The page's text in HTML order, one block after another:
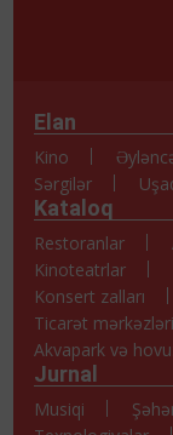
Elan
Kino
Sərgilər
Kataloq
Restoranlar
Kinoteatrlar
Konsert zalları
Ticarət mərkəzləri
Akvapark və
Jurnal
Musiqi